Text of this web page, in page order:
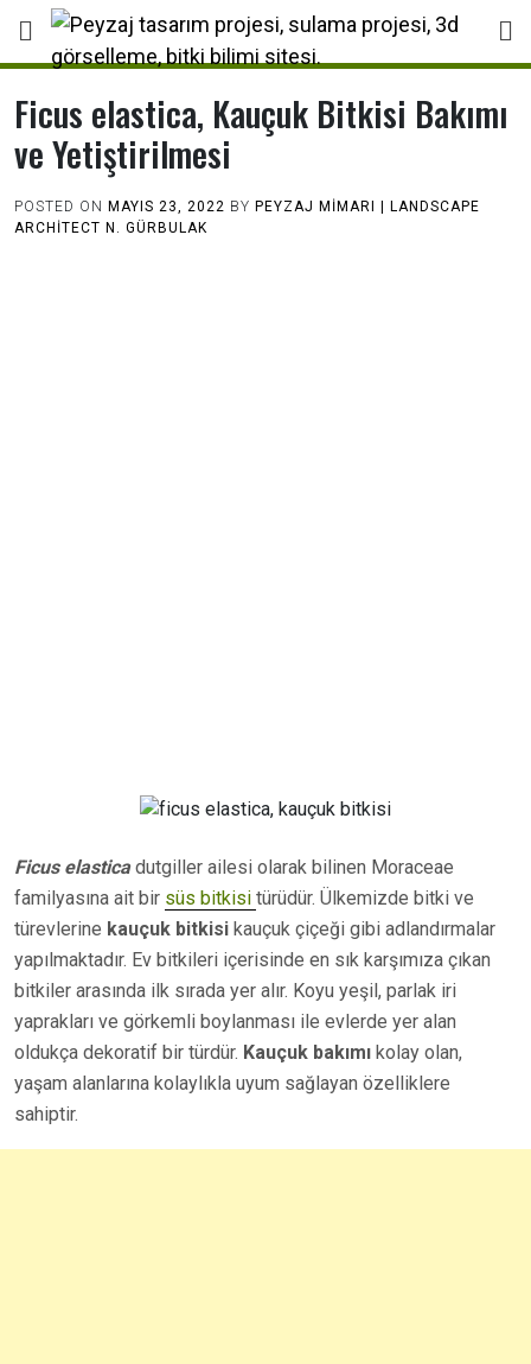
content
Ficus elastica, Kauçuk Bitkisi Bakımı
ve Yetiştirilmesi
POSTED ON MAYIS 23, 2022 BY PEYZAJ MIMARI | LANDSCAPE
ARCHİTECT N. GÜRBULAK
Ficus elasticadutgiller ailesi olarak bilinen Moraceae
familyasına ait bir süs bitkisi türüdür. Ülkemizde bitki ve
türevlerine kauçuk bitkisi kauçuk çiçeği gibi adlandırmalar
yapılmaktadır. Ev bitkileri içerisinde en sık karşımıza çıkan
bitkiler arasında ilk sırada yer alır. Koyu yeşil, parlak iri
yaprakları ve görkemli boylanması ile evlerde yer alan
oldukça dekoratif bir türdür. Kauçuk bakımı kolay olan,
yaşam alanlarına kolaylıkla uyum sağlayan özelliklere
sahiptir.